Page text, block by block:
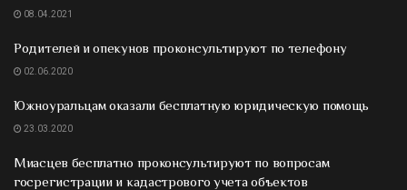
08.04.2021
Родителей и опекунов проконсультируют по телефону
02.06.2020
Южноуральцам оказали бесплатную юридическую помощь
23.03.2020
Миасцев бесплатно проконсультируют по вопросам
госрегистрации и кадастрового учета объектов